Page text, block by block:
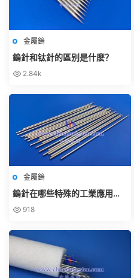
金屬鎢
鎢針和钛針的區别是什麽？
2.84k
金屬鎢
鎢針在哪些特殊的工業應用中
被廣泛使用？
918